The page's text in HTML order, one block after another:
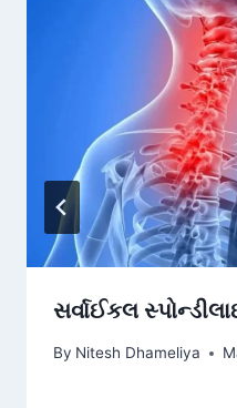
સર્વાઈકલ
By Nitesh Dhameliya